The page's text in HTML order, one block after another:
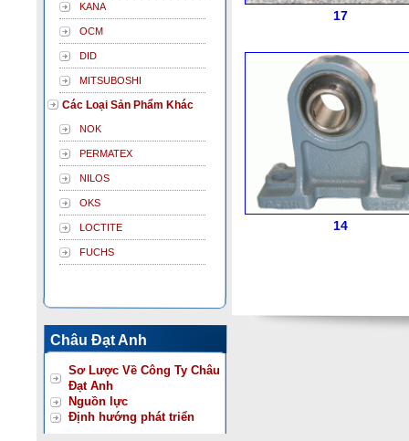
KANA
OCM
DID
MITSUBOSHI
Các Loại Sản Phẩm Khác
NOK
PERMATEX
NILOS
OKS
LOCTITE
FUCHS
Châu Đạt Anh
Sơ Lược Về Công Ty Châu
Đạt Anh
Nguồn lực
Định hướng phát triển
17
14